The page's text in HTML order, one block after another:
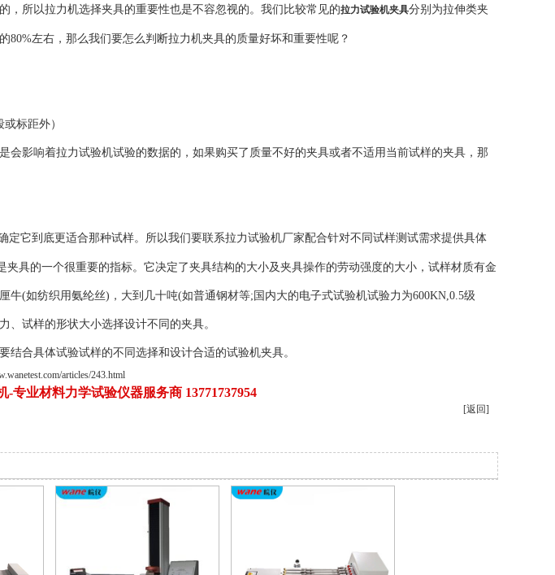
，所以拉力机选择夹具的重要性也是不容忽视的。我们比较常见的拉力试验机夹具分别为拉伸类夹
左右，那么我们要怎么判断拉力机夹具的质量好坏和重要性呢？
标距外）
影响着拉力试验机试验的数据的，如果购买了质量不好的夹具或者不适用当前试样的夹具，那
它到底更适合那种试样。所以我们要联系拉力试验机厂家配合针对不同试样测试需求提供具体
具的一个很重要的指标。它决定了夹具结构的大小及夹具操作的劳动强度的大小，试样材质有金
(如纺织用氨纶丝)，大到几十吨(如普通钢材等;国内大的电子式试验机试验力为600KN,0.5级
、试样的形状大小选择设计不同的夹具。
合具体试验试样的不同选择和设计合适的试验机夹具。
articles/243.html
专业材料力学试验仪器服务商 13771737954
[返回]